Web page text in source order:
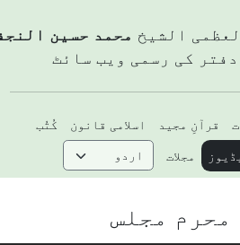
الشيخمحمد حسین
کی رسمی ویب سائٹ
قرآنِ مجید اسلامی قانون
کُتُب
مجلات
مجلس